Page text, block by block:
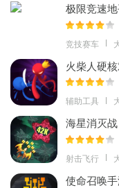
极限竞速
竞技赛车
火柴人硬
辅助工具
海星消灭
射击飞行
使命召唤